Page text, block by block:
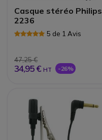
Casque stéréo Philips
2236
5 de 1 Avis
47,25 €
34,95 € HT -26%